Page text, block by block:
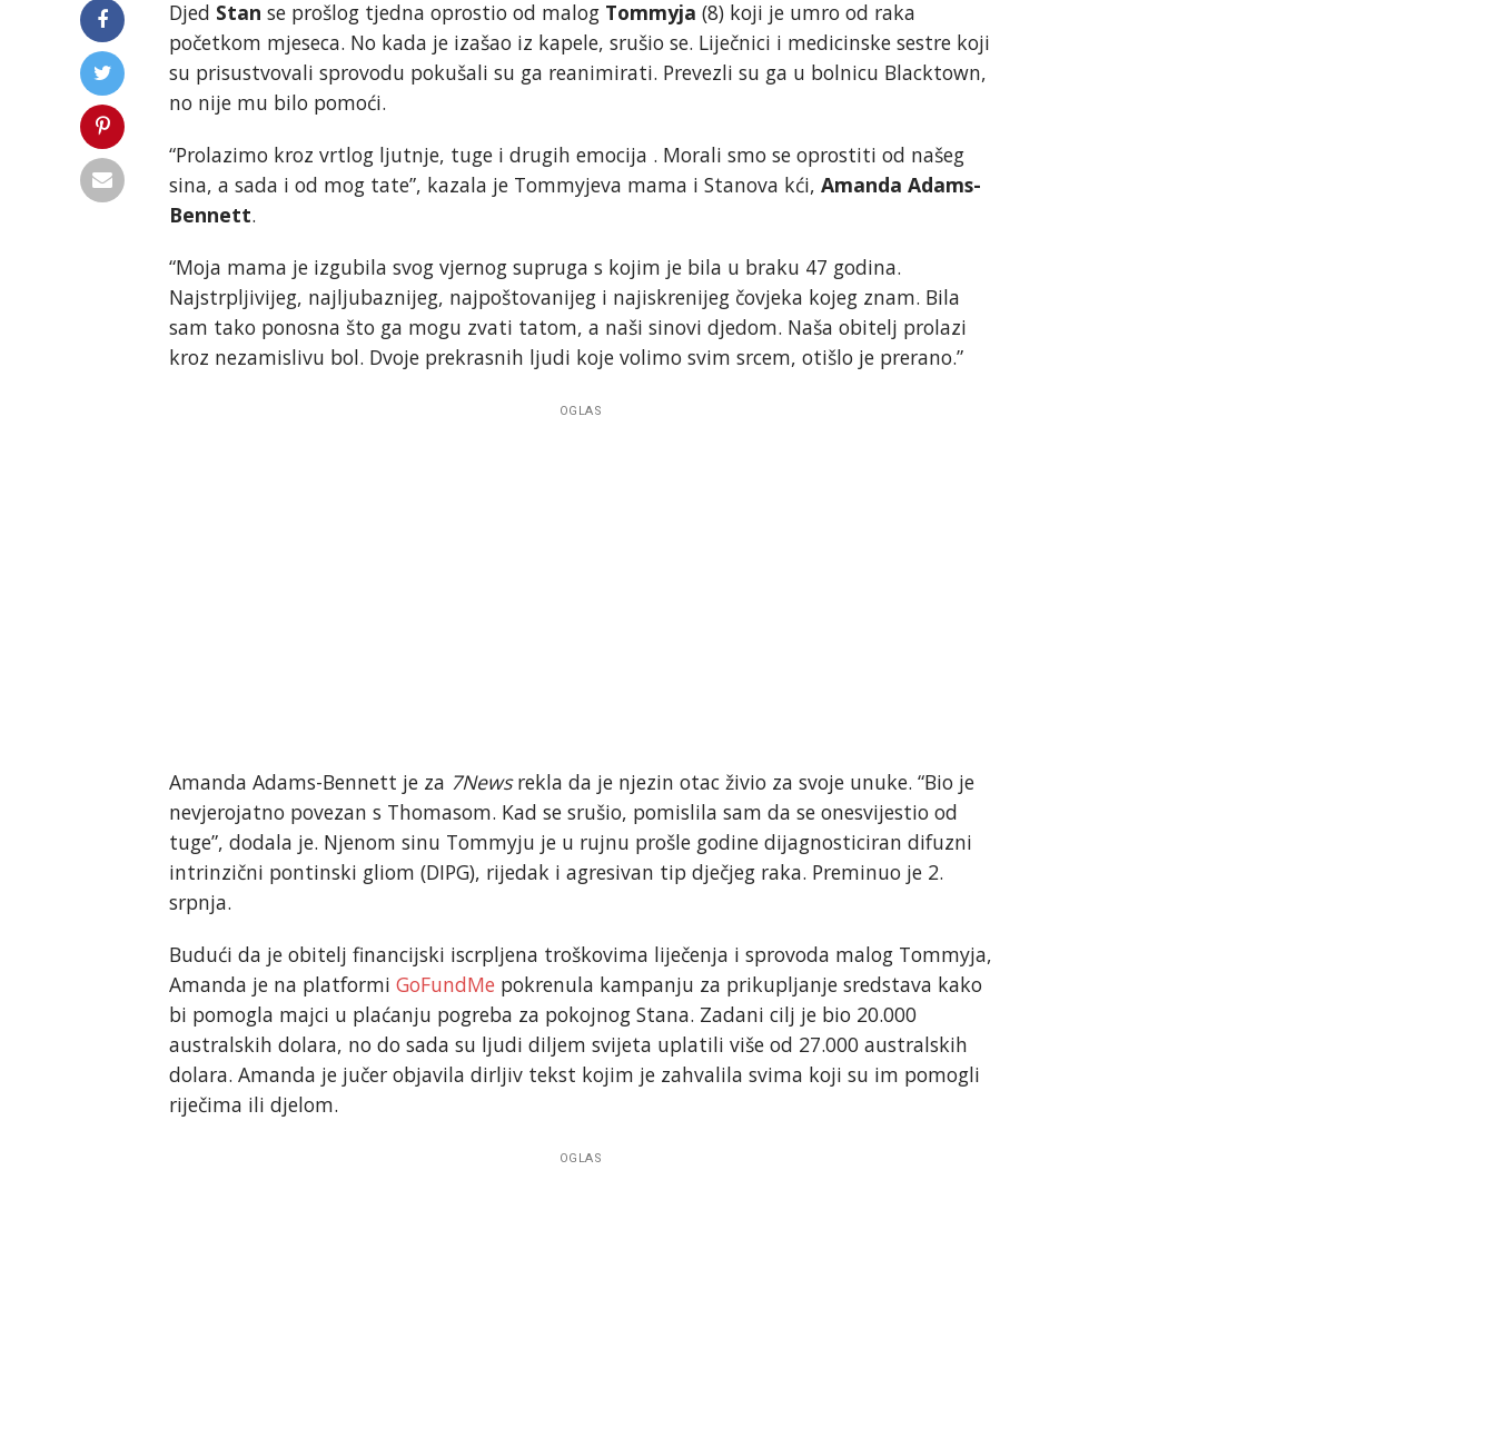
Djed Stan se prošlog tjedna oprostio od malog Tommyja (8) koji je umro od raka
početkom mjeseca. No kada je izašao iz kapele, srušio se. Liječnici i medicinske sestre koji
su prisustvovali sprovodu pokušali su ga reanimirati. Prevezli su ga u bolnicu Blacktown,
no nije mu bilo pomoći.
“Prolazimo kroz vrtlog ljutnje, tuge i drugih emocija . Morali smo se oprostiti od našeg
sina, a sada i od mog tate”, kazala je Tommyjeva mama i Stanova kći, Amanda Adams-
Bennett.
“Moja mama je izgubila svog vjernog supruga s kojim je bila u braku 47 godina.
Najstrpljivijeg, najljubaznijeg, najpoštovanijeg i najiskrenijeg čovjeka kojeg znam. Bila
sam tako ponosna što ga mogu zvati tatom, a naši sinovi djedom. Naša obitelj prolazi
kroz nezamislivu bol. Dvoje prekrasnih ljudi koje volimo svim srcem, otišlo je prerano.”
OGLAS
Amanda Adams-Bennett je za 7Newsrekla da je njezin otac živio za svoje unuke. “Bio je
nevjerojatno povezan s Thomasom. Kad se srušio, pomislila sam da se onesvijestio od
tuge”, dodala je. Njenom sinu Tommyju je u rujnu prošle godine dijagnosticiran difuzni
intrinzični pontinski gliom (DIPG), rijedak i agresivan tip dječjeg raka. Preminuo je 2.
srpnja.
Budući da je obitelj financijski iscrpljena troškovima liječenja i sprovoda malog Tommyja,
Amanda je na platformi GoFundMe pokrenula kampanju za prikupljanje sredstava kako
bi pomogla majci u plaćanju pogreba za pokojnog Stana. Zadani cilj je bio 20.000
australskih dolara, no do sada su ljudi diljem svijeta uplatili više od 27.000 australskih
dolara. Amanda je jučer objavila dirljiv tekst kojim je zahvalila svima koji su im pomogli
riječima ili djelom.
OGLAS